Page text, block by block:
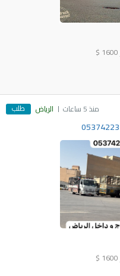
1600
$
منذ 5 ساعات الرياض طلب
1600
$